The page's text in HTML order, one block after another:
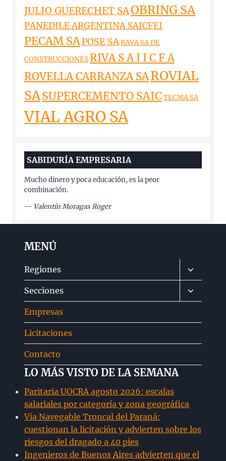
JULIO GUERECHET SAOBRING SA
PANEDILE ARGENTINA SAICFEI
PECAM SAPOSE SARAVA SA DE
CONSTRUCCIONES RIVA S A I I C F A
ROVELLA CARRANZA SAROVIAL
SASUPERCEMENTO SAIC TECMA SA
VIAL AGRO SA
SABIDURÍA EMPRESARIA
Mucho dinero y poca educación, es la peor
combinación.
— Valentín Moragas Roger
MENÚ
Regiones
Alternar
menú
hijo
Secciones
Alternar
menú
Empresas
Licitaciones
Contacto
LO MÁS VISTO DE LA SEMANA
Paritaria UOCRA agosto 2026: escalas
salariales por categoría y zona geográfica
Vía Navegable Troncal del Paraná:
cuestionan la licitación y advierten sobre los
riesgos del dragado a 40 pies
Ingenieros de Buenos Aires advierten que el